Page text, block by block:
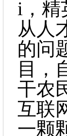
i，精
从人
的问
目，
干农
互联
一颗